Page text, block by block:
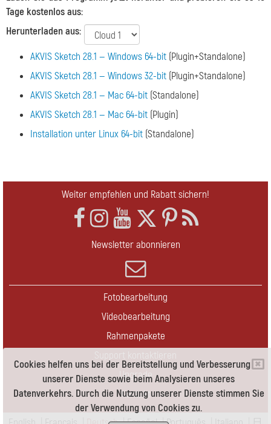
Cookies helfen uns bei der Bereitstellung und Verbesserung
unserer Dienste sowie beim Analysieren unseres
Datenverkehrs. Durch die Nutzung unserer Dienste stimmen Sie
der Verwendung von Cookies zu.
Tage kostenlos aus:
Herunterladen aus:
AKVIS Sketch 28.1 — Windows 64-bit (Plugin+Standalone)
AKVIS Sketch 28.1 — Windows 32-bit (Plugin+Standalone)
AKVIS Sketch 28.1 — Mac 64-bit (Standalone)
AKVIS Sketch 28.1 — Mac 64-bit (Plugin)
Installation unter Linux 64-bit (Standalone)
Weiter empfehlen und Rabatt sichern!
Newsletter abonnieren
Fotobearbeitung
Videobearbeitung
Rahmenpakete
Upgrade
Kontakt